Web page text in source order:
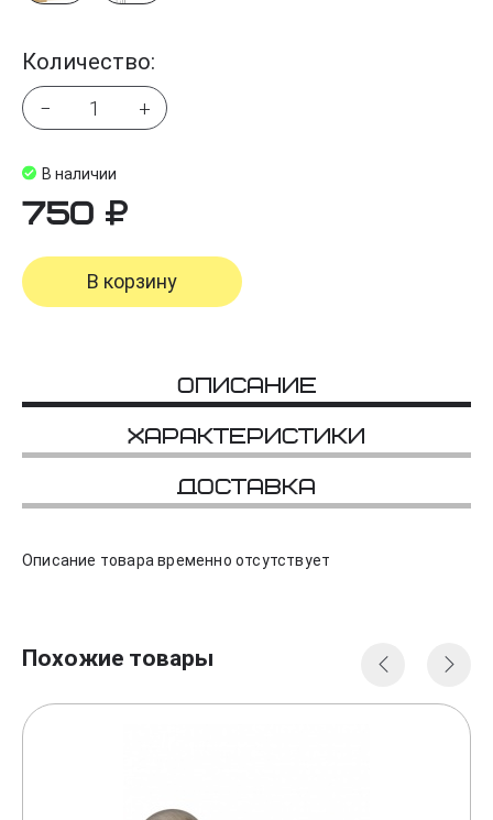
Количество:
− +
В наличии
750
В корзину
Описание
Характеристики
Доставка
Описание товара временно отсутствует
Похожие товары